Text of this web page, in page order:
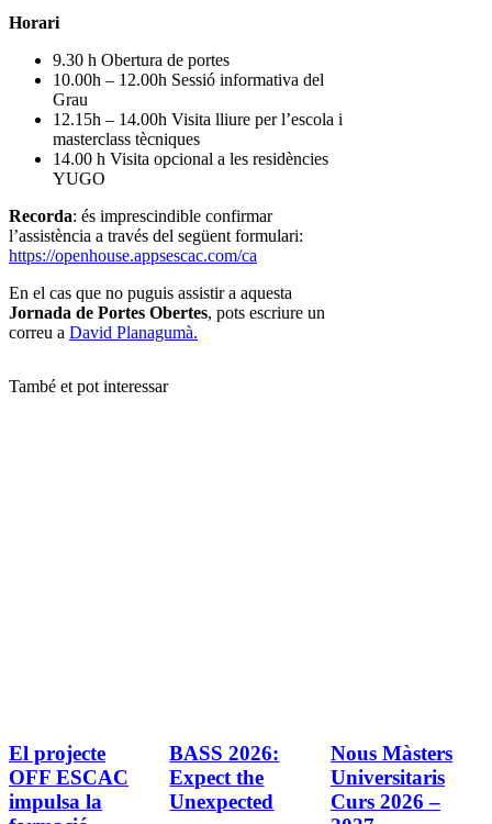
Horari
9.30 h Obertura de portes
10.00h – 12.00h Sessió informativa del
Grau
12.15h – 14.00h Visita lliure per l’escola i
masterclass tècniques
14.00 h Visita opcional a les residències
YUGO
Recorda: és imprescindible confirmar
l’assistència a través del següent formulari:
https://openhouse.appsescac.com/ca
En el cas que no puguis assistir a aquesta
Jornada de Portes Obertes, pots escriure un
correu a David Planagumà.
També et pot interessar
El projecte
OFF ESCAC
impulsa la
BASS 2026:
Expect the
Unexpected
Nous Màsters
Universitaris
Curs 2026 –